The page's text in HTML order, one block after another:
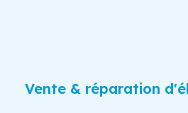
Vente & réparation